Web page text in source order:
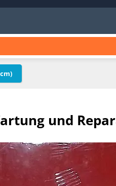
und